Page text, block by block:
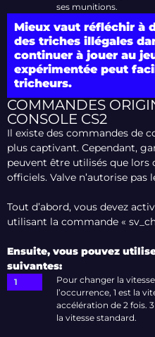
ses munitions.
Mieux vaut réfléchir à
des triches illégales
continuer à jouer au
expérimentée peut
tricheurs.
COMMANDES
CONSOLE CS2
Il existe des commandes de
plus captivant. Cependant,
peuvent être utilisés que lors
officiels. Valve n’autorise pas
Tout d’abord, vous devez
utilisant la commande «
Ensuite, vous pouvez
suivantes:
Pour changer la vitesse
l’occurrence, 1 est la
accélération de 2 fois.
la vitesse standard.